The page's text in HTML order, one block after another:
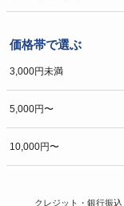
価格帯で選ぶ
3,000円未満
5,000円〜
10,000円〜
クレジット・銀行振